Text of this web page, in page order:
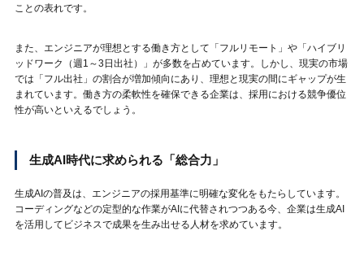
ことの表れです。
また、エンジニアが理想とする働き方として「フルリモート」や「ハイブリ
ッドワーク（週1～3日出社）」が多数を占めています。しかし、現実の市場
では「フル出社」の割合が増加傾向にあり、理想と現実の間にギャップが生
まれています。働き方の柔軟性を確保できる企業は、採用における競争優位
性が高いといえるでしょう。
生成AI時代に求められる「総合力」
生成AIの普及は、エンジニアの採用基準に明確な変化をもたらしています。
コーディングなどの定型的な作業がAIに代替されつつある今、企業は生成AI
を活用してビジネスで成果を生み出せる人材を求めています。